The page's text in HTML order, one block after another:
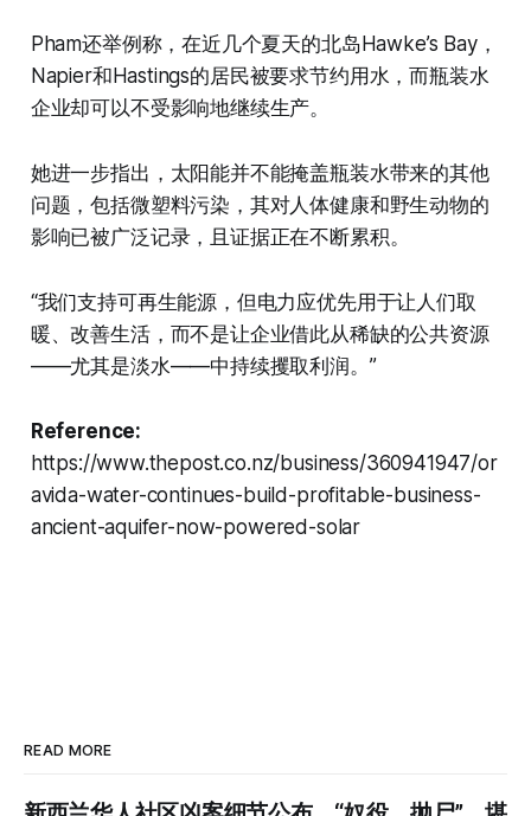
Pham还举例称，在近几个夏天的北岛Hawke’s Bay，
Napier和Hastings的居民被要求节约用水，而瓶装水
企业却可以不受影响地继续生产。
她进一步指出，太阳能并不能掩盖瓶装水带来的其他
问题，包括微塑料污染，其对人体健康和野生动物的
影响已被广泛记录，且证据正在不断累积。
“我们支持可再生能源，但电力应优先用于让人们取
暖、改善生活，而不是让企业借此从稀缺的公共资源
——尤其是淡水——中持续攫取利润。”
Reference:
https://www.thepost.co.nz/business/360941947/or
avida-water-continues-build-profitable-business-
ancient-aquifer-now-powered-solar
READ MORE